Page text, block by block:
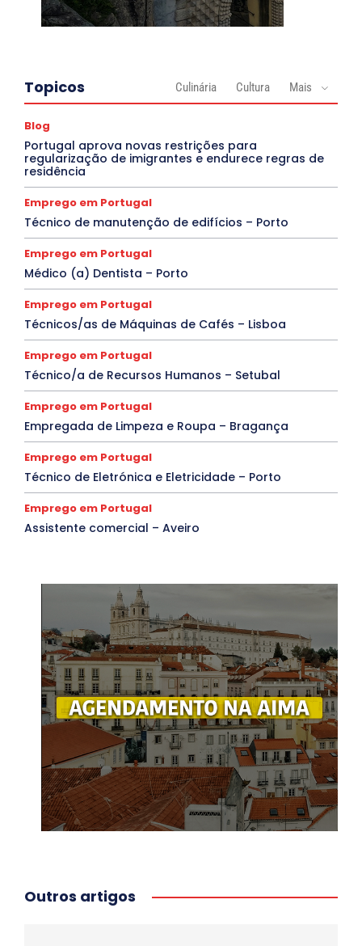
Topicos Culinária Cultura Mais
Blog
Portugal aprova novas restrições para
regularização de imigrantes e endurece regras de
residência
Emprego em Portugal
Técnico de manutenção de edifícios – Porto
Emprego em Portugal
Médico (a) Dentista – Porto
Emprego em Portugal
Técnicos/as de Máquinas de Cafés – Lisboa
Emprego em Portugal
Técnico/a de Recursos Humanos – Setubal
Emprego em Portugal
Empregada de Limpeza e Roupa – Bragança
Emprego em Portugal
Técnico de Eletrónica e Eletricidade – Porto
Emprego em Portugal
Assistente comercial – Aveiro
Outros artigos